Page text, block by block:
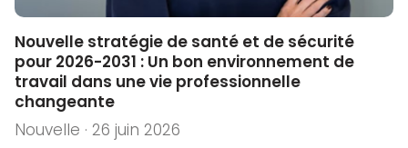
Nouvelle stratégie de santé et de sécurité
pour 2026-2031 : Un bon environnement de
travail dans une vie professionnelle
changeante
Nouvelle · 26 juin 2026